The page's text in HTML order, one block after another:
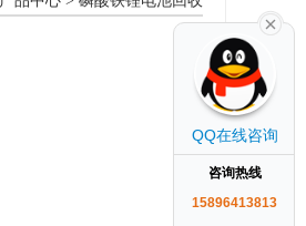
QQ在线咨询
咨询热线
15896413813